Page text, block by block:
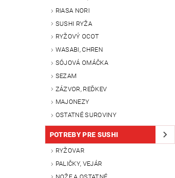
RIASA NORI
SUSHI RYŽA
RYŽOVÝ OCOT
WASABI, CHREN
SÓJOVÁ OMÁČKA
SEZAM
ZÁZVOR, REĎKEV
MAJONEZY
OSTATNÉ SUROVINY
POTREBY PRE SUSHI
RYŽOVAR
PALIČKY, VEJÁR